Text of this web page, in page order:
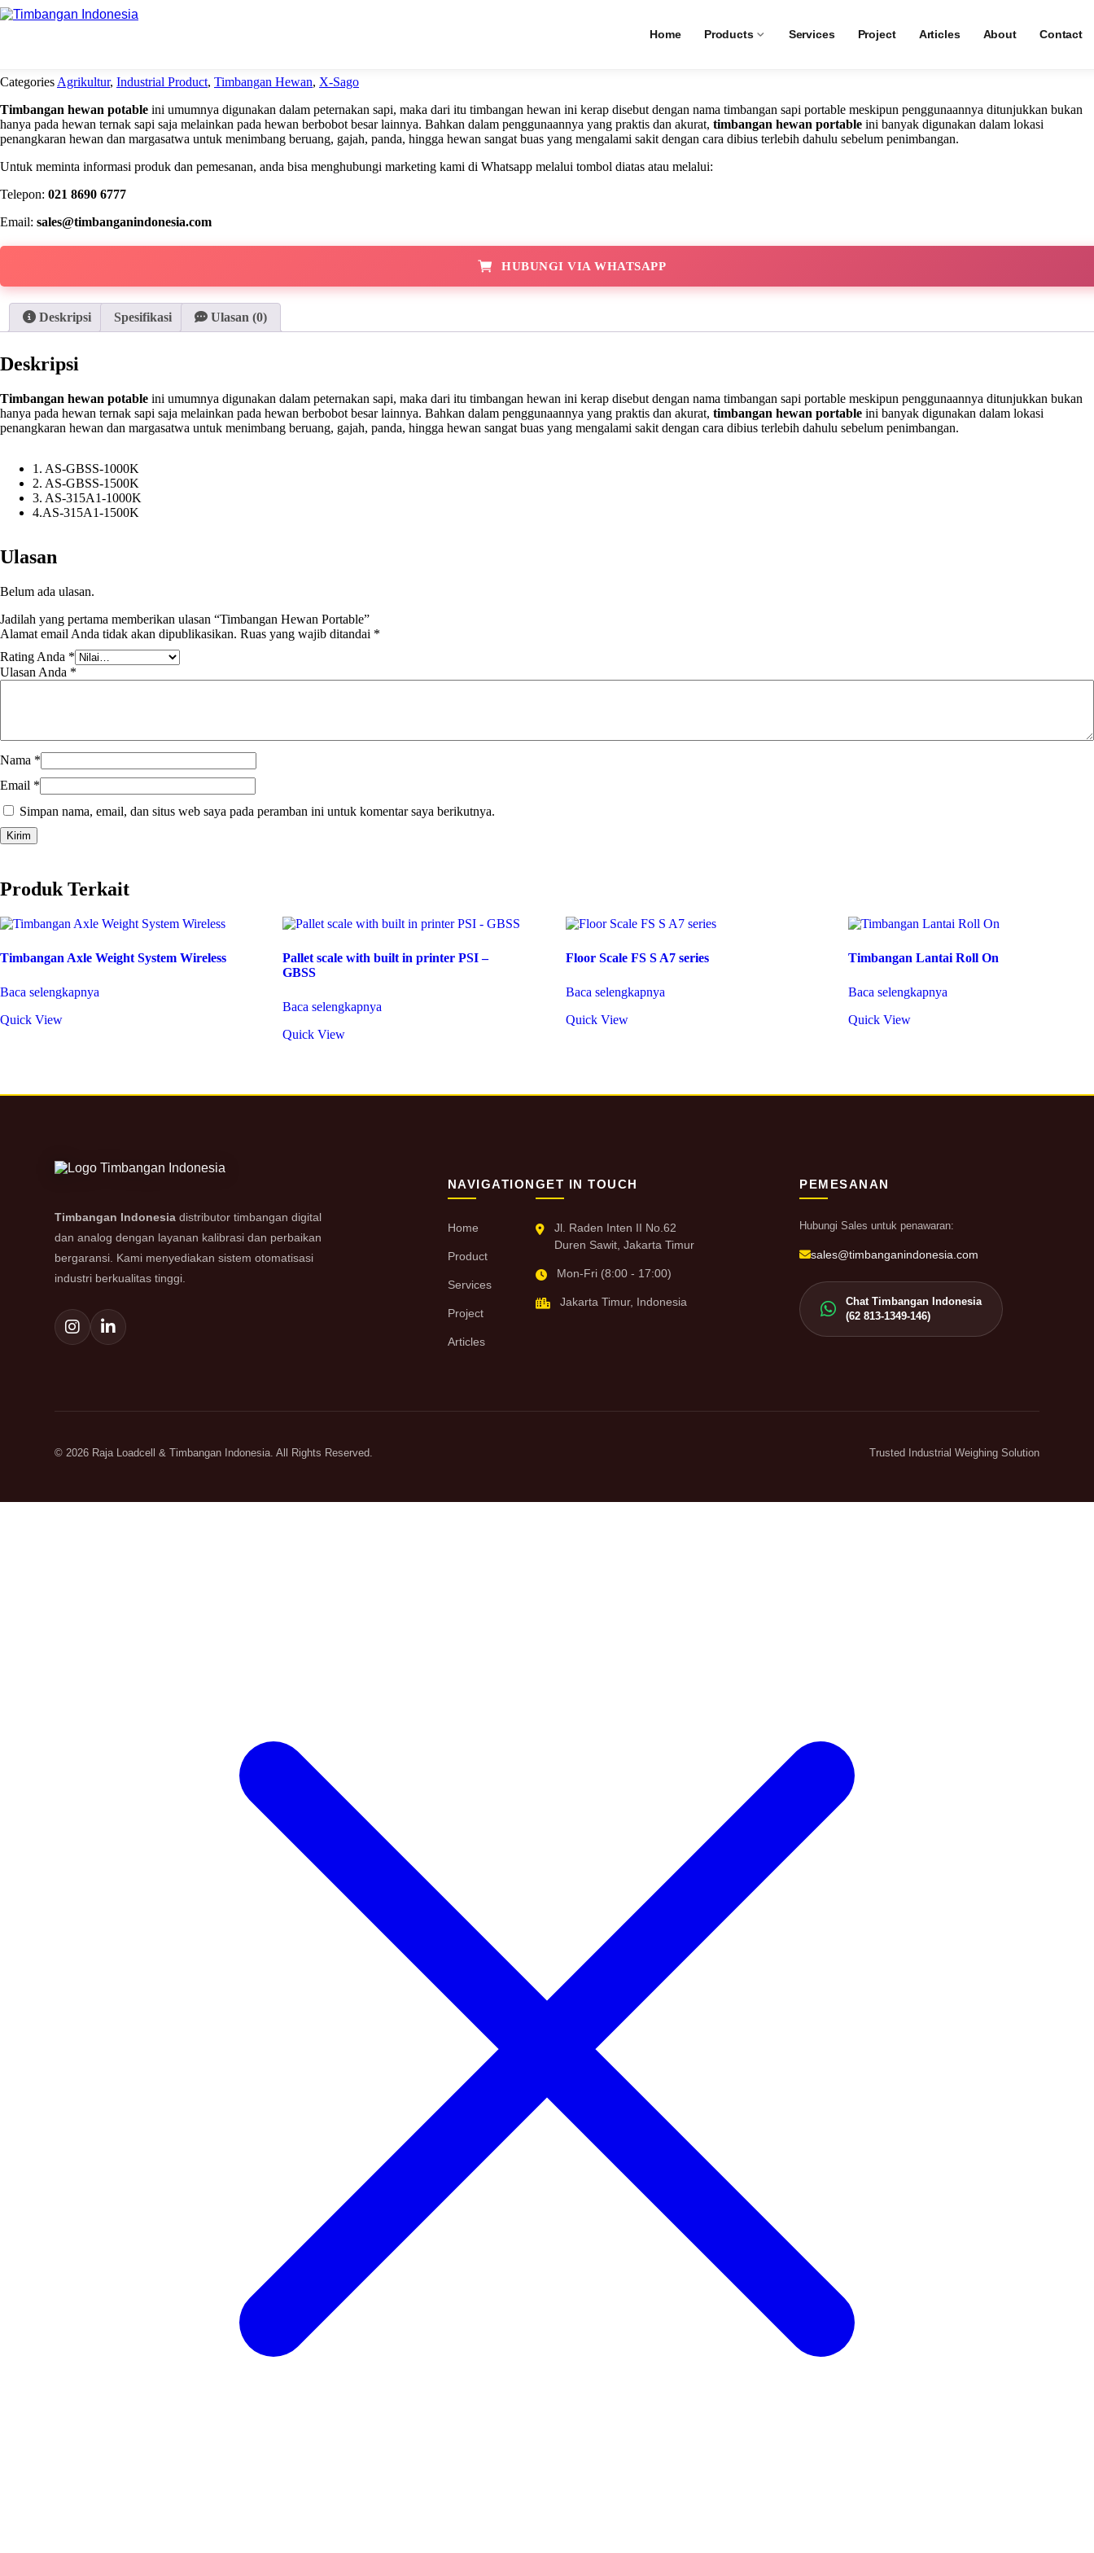
Home Products Services Project Articles About Contact
Beranda Industrial Product
Timbangan Hewan Portable
CategoriesAgrikultur, Industrial Product, Timbangan Hewan, X-Sago
Timbangan hewan potable ini umumnya digunakan dalam peternakan sapi, maka dari itu timbangan hewan ini kerap disebut dengan nama timbangan sapi portable meskipun penggunaannya ditunjukkan bukan
hanya pada hewan ternak sapi saja melainkan pada hewan berbobot besar lainnya. Bahkan dalam penggunaannya yang praktis dan akurat, timbangan hewan portable ini banyak digunakan dalam lokasi
penangkaran hewan dan margasatwa untuk menimbang beruang, gajah, panda, hingga hewan sangat buas yang mengalami sakit dengan cara dibius terlebih dahulu sebelum penimbangan.
Untuk meminta informasi produk dan pemesanan, anda bisa menghubungi marketing kami di Whatsapp melalui tombol diatas atau melalui:
Telepon: 021 8690 6777
Email: sales@timbanganindonesia.com
HUBUNGI VIA WHATSAPP
Deskripsi Spesifikasi Ulasan (0)
Deskripsi
Timbangan hewan potable ini umumnya digunakan dalam peternakan sapi, maka dari itu timbangan hewan ini kerap disebut dengan nama timbangan sapi portable meskipun penggunaannya ditunjukkan bukan
hanya pada hewan ternak sapi saja melainkan pada hewan berbobot besar lainnya. Bahkan dalam penggunaannya yang praktis dan akurat, timbangan hewan portable ini banyak digunakan dalam lokasi
penangkaran hewan dan margasatwa untuk menimbang beruang, gajah, panda, hingga hewan sangat buas yang mengalami sakit dengan cara dibius terlebih dahulu sebelum penimbangan.
1. AS-GBSS-1000K
2. AS-GBSS-1500K
3. AS-315A1-1000K
4.AS-315A1-1500K
Ulasan
Belum ada ulasan.
Jadilah yang pertama memberikan ulasan “Timbangan Hewan Portable”
Alamat email Anda tidak akan dipublikasikan. Ruas yang wajib ditandai *
Rating Anda *
Ulasan Anda *
Nama *
Email *
Simpan nama, email, dan situs web saya pada peramban ini untuk komentar saya berikutnya.
Produk Terkait
Timbangan Axle Weight System Wireless
Baca selengkapnya
Quick View
Pallet scale with built in printer PSI –
GBSS
Baca selengkapnya
Quick View
Floor Scale FS S A7 series
Baca selengkapnya
Quick View
Timbangan Lantai Roll On
Baca selengkapnya
Quick View
Timbangan Indonesia distributor timbangan digital
dan analog dengan layanan kalibrasi dan perbaikan
bergaransi. Kami menyediakan sistem otomatisasi
industri berkualitas tinggi.
NAVIGATION
Home
Product
Services
Project
Articles
GET IN TOUCH
Jl. Raden Inten II No.62
Duren Sawit, Jakarta Timur
Mon-Fri (8:00 - 17:00)
Jakarta Timur, Indonesia
PEMESANAN
Hubungi Sales untuk penawaran:
sales@timbanganindonesia.com
Chat Timbangan Indonesia
(62 813-1349-146)
© 2026 Raja Loadcell & Timbangan Indonesia. All Rights Reserved. Trusted Industrial Weighing Solution